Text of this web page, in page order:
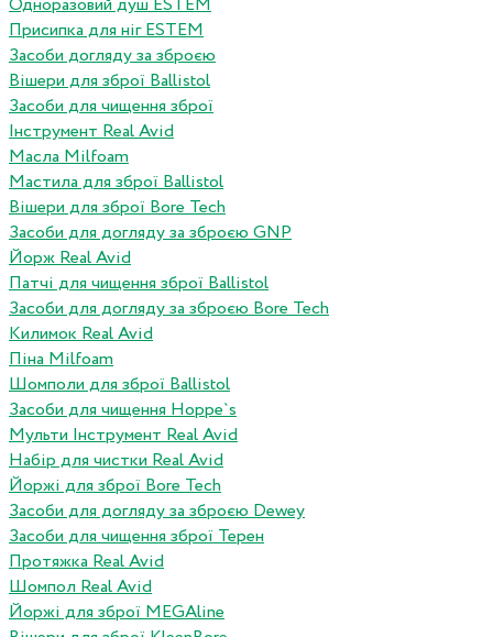
Одноразовий душ ESTEM
Присипка для ніг ESTEM
Засоби догляду за зброєю
Вішери для зброї Ballistol
Засоби для чищення зброї
Інструмент Real Avid
Масла Milfoam
Мастила для зброї Ballistol
Вішери для зброї Bore Tech
Засоби для догляду за зброєю GNP
Йорж Real Avid
Патчі для чищення зброї Ballistol
Засоби для догляду за зброєю Bore Tech
Килимок Real Avid
Піна Milfoam
Шомполи для зброї Ballistol
Засоби для чищення Hoppe`s
Мульти Інструмент Real Avid
Набір для чистки Real Avid
Йоржі для зброї Bore Tech
Засоби для догляду за зброєю Dewey
Засоби для чищення зброї Терен
Протяжка Real Avid
Шомпол Real Avid
Йоржі для зброї MEGAline